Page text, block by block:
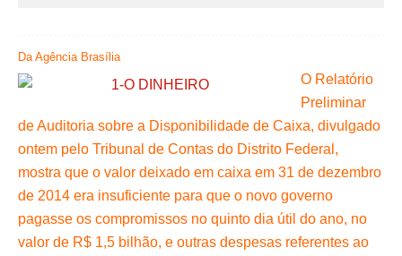
Da Agência Brasília
O Relatório
Preliminar
de Auditoria sobre a Disponibilidade de Caixa, divulgado
ontem pelo Tribunal de Contas do Distrito Federal,
mostra que o valor deixado em caixa em 31 de dezembro
de 2014 era insuficiente para que o novo governo
pagasse os compromissos no quinto dia útil do ano, no
valor de R$ 1,5 bilhão, e outras despesas referentes ao